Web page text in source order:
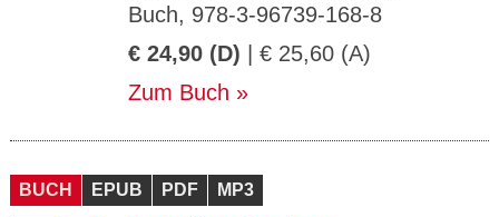
Buch, 978-3-96739-168-8
€ 24,90 (D) | € 25,60 (A)
Zum Buch
BUCH EPUB PDF MP3